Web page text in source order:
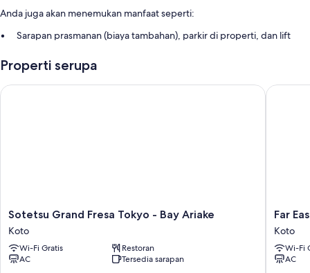
Anda juga akan menemukan manfaat seperti:
Sarapan prasmanan (biaya tambahan), parkir di properti, dan lift
Mesin jual otomatis dan ruang rapat
Ulasan tamu sangat merekomendasikan staf
Properti serupa
Sotetsu
Grand
Fresa
Tokyo
-
Sotetsu Grand Fresa Tokyo - Bay Ariake
Koto
Wi-Fi Gratis
Restoran
AC
Tersedia sarapan
Sotetsu Grand Fresa Tokyo - Bay Ariake
Far
East
Village
Hotel
Ariake,
Far
Koto
Wi-Fi
AC
Far